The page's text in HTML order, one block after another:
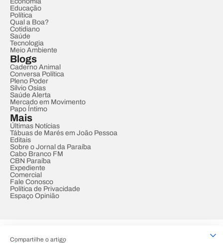
Compartilhe o artigo
Educação
Política
Qual a Boa?
Cotidiano
Saúde
Tecnologia
Meio Ambiente
Blogs
Caderno Animal
Conversa Política
Pleno Poder
Sílvio Osias
Saúde Alerta
Mercado em Movimento
Papo Íntimo
Mais
Últimas Notícias
Tábuas de Marés em João Pessoa
Editais
Sobre o Jornal da Paraíba
Cabo Branco FM
CBN Paraíba
Expediente
Comercial
Fale Conosco
Política de Privacidade
Espaço Opinião